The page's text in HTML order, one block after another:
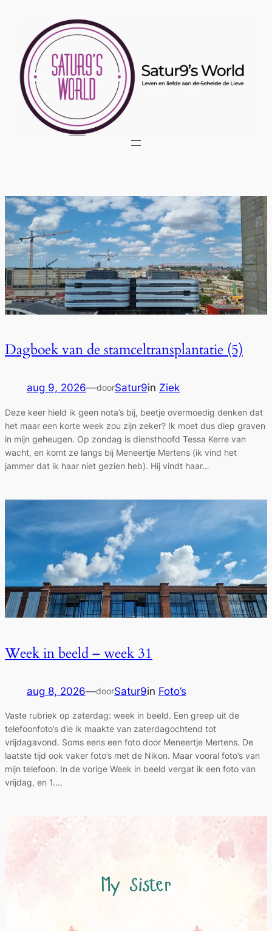
Dagboek van de stamceltransplantatie (5)
aug 9, 2026—doorSatur9in Ziek
Deze keer hield ik geen nota’s bij, beetje overmoedig denken dat
het maar een korte week zou zijn zeker? Ik moet dus diep graven
in mijn geheugen. Op zondag is diensthoofd Tessa Kerre van
wacht, en komt ze langs bij Meneertje Mertens (ik vind het
jammer dat ik haar niet gezien heb). Hij vindt haar…
Week in beeld – week 31
aug 8, 2026—doorSatur9in Foto’s
Vaste rubriek op zaterdag: week in beeld. Een greep uit de
telefoonfoto’s die ik maakte van zaterdagochtend tot
vrijdagavond. Soms eens een foto door Meneertje Mertens. De
laatste tijd ook vaker foto’s met de Nikon. Maar vooral foto’s van
mijn telefoon. In de vorige Week in beeld vergat ik een foto van
vrijdag, en 1.…